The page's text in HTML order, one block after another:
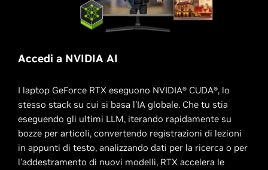
Accedi a NVIDIA AI
I laptop GeForce RTX eseguono NVIDIA® CUDA®, lo
stesso stack su cui si basa l'IA globale. Che tu stia
eseguendo gli ultimi LLM, iterando rapidamente su
bozze per articoli, convertendo registrazioni di lezioni
in appunti di testo, analizzando dati per la ricerca o per
l'addestramento di nuovi modelli, RTX accelera le